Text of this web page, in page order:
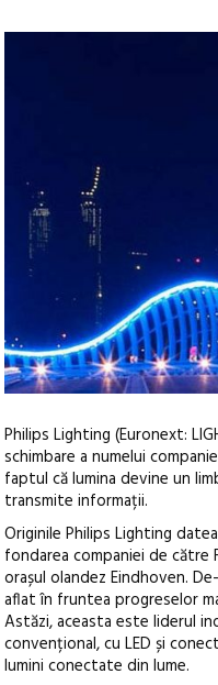
Philips Lighting (Euronext:
schimbare a numelui
faptul că lumina devine un
transmite informații.
Originile Philips Lighting
fondarea companiei de către
orașul olandez Eindhoven.
aflat în fruntea progreselor
Astăzi, aceasta este liderul
convențional, cu LED și
lumini conectate din lume.